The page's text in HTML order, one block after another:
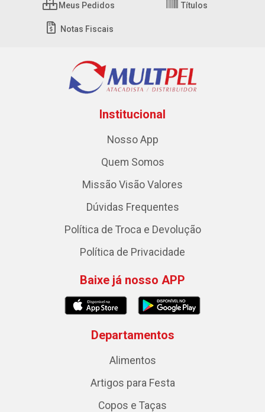
Meus Pedidos Títulos
Notas Fiscais
Institucional
Nosso App
Quem Somos
Missão Visão Valores
Dúvidas Frequentes
Política de Troca e Devolução
Política de Privacidade
Baixe já nosso APP
Departamentos
Alimentos
Artigos para Festa
Copos e Taças